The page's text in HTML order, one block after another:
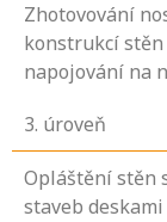
Zhotovování
konstrukcí
napojování na
3. úroveň
Opláštění stěn
staveb deskami